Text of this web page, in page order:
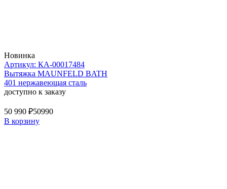
Новинка
Артикул: КА-00017484
Вытяжка MAUNFELD BATH
401 нержавеющая сталь
доступно к заказу
50 990 ₽50990
В корзину